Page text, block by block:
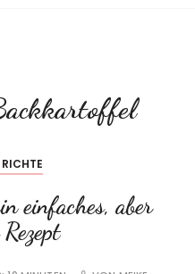
einfaches, aber